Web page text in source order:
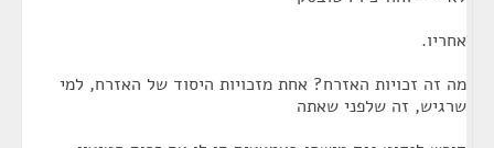
אחריו.
מה זה זכויות האזרח? אחת מזכויות היסוד של האזרח, למי
שרגיש, זה שלפני שאתה